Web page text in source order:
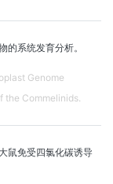
的系统发育分析。
Genome
Commelinids.
鼠免受四氯化碳诱导